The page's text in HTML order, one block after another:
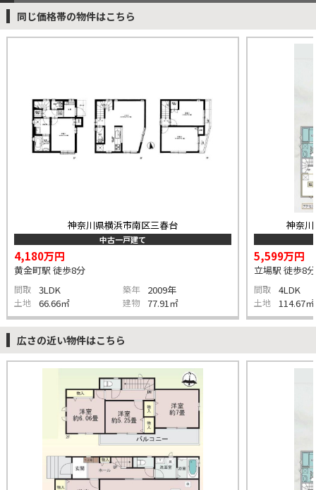
同じ価格帯の物件はこちら
神奈川県横浜市南区三春台
中古一戸建て
4,180万円
黄金町駅 徒歩8分
間取 3LDK 築年 2009年
土地 66.66㎡ 建物 77.91㎡
神奈
5,599万円
立場駅 徒歩8分
間取 4LDK
土地 114.67㎡
広さの近い物件はこちら